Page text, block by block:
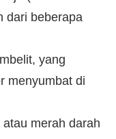
dari beberapa
yang
menyumbat di
merah darah